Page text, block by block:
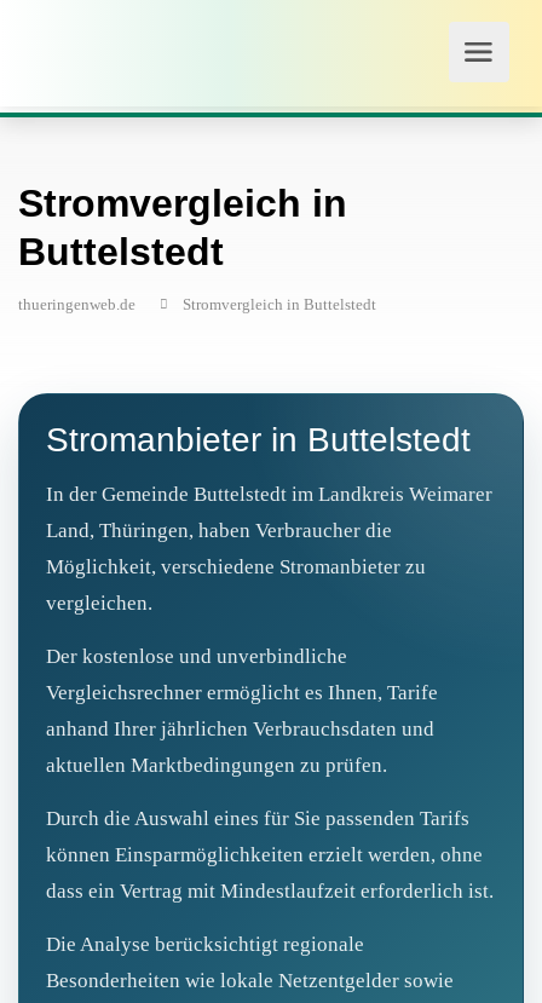
Stromvergleich in
Buttelstedt
thueringenweb.de Stromvergleich in Buttelstedt
Stromanbieter in Buttelstedt
In der Gemeinde Buttelstedt im Landkreis Weimarer
Land, Thüringen, haben Verbraucher die
Möglichkeit, verschiedene Stromanbieter zu
vergleichen.
Der kostenlose und unverbindliche
Vergleichsrechner ermöglicht es Ihnen, Tarife
anhand Ihrer jährlichen Verbrauchsdaten und
aktuellen Marktbedingungen zu prüfen.
Durch die Auswahl eines für Sie passenden Tarifs
können Einsparmöglichkeiten erzielt werden, ohne
dass ein Vertrag mit Mindestlaufzeit erforderlich ist.
Die Analyse berücksichtigt regionale
Besonderheiten wie lokale Netzentgelder sowie